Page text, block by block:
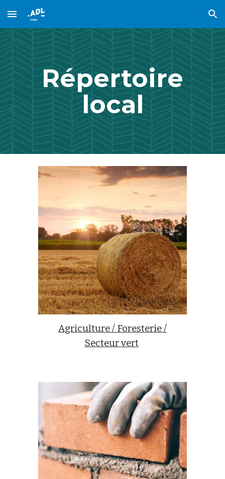
Skip to main content Skip to navigation
Répertoire
local
Agriculture / Foresterie /
Secteur vert